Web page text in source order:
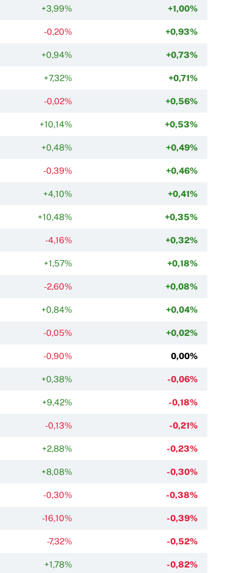
+3,99% +1,00%
-0,20% +0,93%
+0,94% +0,73%
+7,32% +0,71%
-0,02% +0,56%
+10,14% +0,53%
+0,48% +0,49%
-0,39% +0,46%
+4,10% +0,41%
+10,48% +0,35%
-4,16% +0,32%
+1,57% +0,18%
-2,60% +0,08%
+0,84% +0,04%
-0,05% +0,02%
-0,90% 0,00%
+0,38% -0,06%
+9,42% -0,18%
-0,13% -0,21%
+2,88% -0,23%
+8,08% -0,30%
-0,30% -0,38%
-16,10% -0,39%
-7,32% -0,52%
+1,78% -0,82%